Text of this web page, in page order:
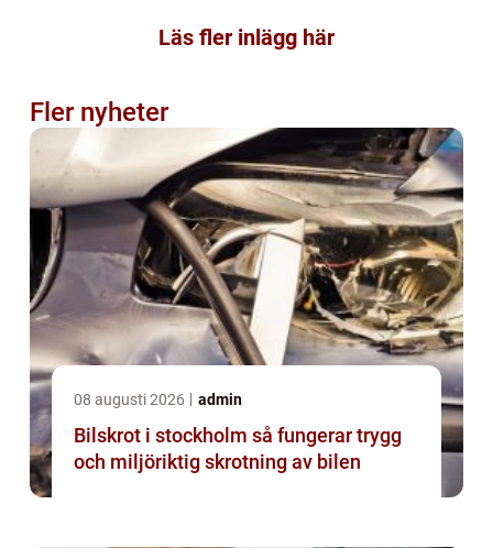
Läs fler inlägg här
Fler nyheter
08 augusti 2026 admin
Bilskrot i stockholm så fungerar trygg
och miljöriktig skrotning av bilen